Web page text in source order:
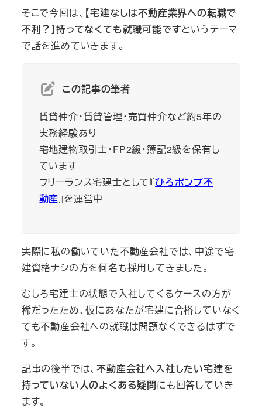
そこで今回は、 【宅建なしは不動産業界への転職で
不利？】持ってなくても就職可能ですというテーマ
で話を進めていきます。
この記事の筆者
賃貸仲介・賃貸管理・売買仲介など約5年の
実務経験あり
宅地建物取引士・FP2級・簿記2級を保有し
ています
フリーランス宅建士として『ひろポンプ不
動産』を運営中
実際に私の働いていた不動産会社では、中途で宅
建資格ナシの方を何名も採用してきました。
むしろ宅建士の状態で入社してくるケースの方が
稀だったため、仮にあなたが宅建に合格していなく
ても不動産会社への就職は問題なくできるはずで
す。
記事の後半では、不動産会社へ入社したい宅建を
持っていない人のよくある疑問にも回答していき
ます。